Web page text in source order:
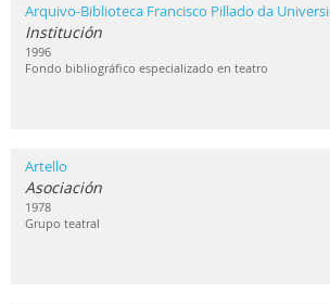
Arquivo-Biblioteca Francisco Pillado da
Institución
1996
Fondo bibliográfico especializado en teatro
Artello
Asociación
1978
Grupo teatral